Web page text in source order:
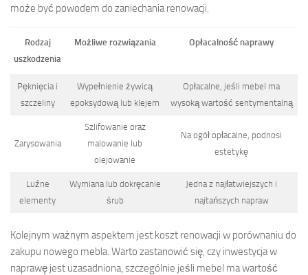
może być powodem do zaniechania renowacji.
Rodzaj
uszkodzenia
Możliwe rozwiązania Opłacalność naprawy
Pęknięcia i
szczeliny
Wypełnienie żywicą
epoksydową lub klejem
Opłacalne, jeśli mebel ma
wysoką wartość sentymentalną
Zarysowania
Szlifowanie oraz
malowanie lub
olejowanie
Na ogół opłacalne, podnosi
estetykę
Luźne
elementy
Wymiana lub dokręcanie
śrub
Jedna z najłatwiejszych i
najtańszych napraw
Kolejnym ważnym aspektem jest koszt renowacji w porównaniu do
zakupu nowego mebla. Warto zastanowić się, czy inwestycja w
naprawę jest uzasadniona, szczególnie jeśli mebel ma wartość